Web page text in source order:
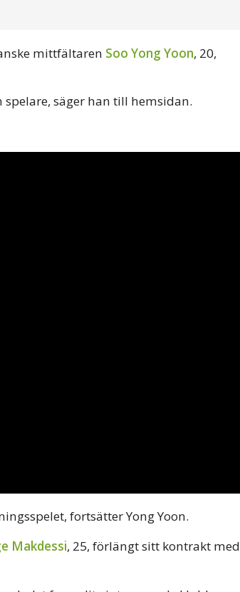
mittfältaren Soo Yong Yoon, 20,
säger han till hemsidan.
fortsätter Yong Yoon.
Makdessi, 25, förlängt sitt kontrakt med